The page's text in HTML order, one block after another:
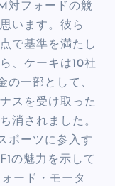
対フォードの競
います。彼ら
で基準を満たし
、ケーキは10社
の一部として、
スを受け取った
消されました。
ポーツに参入す
の魅力を示して
ード・モータ